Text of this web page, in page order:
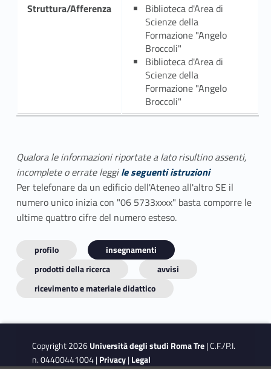
Struttura/Afferenza
Biblioteca d'Area di
Scienze della
Formazione "Angelo
Broccoli"
Biblioteca d'Area di
Scienze della
Formazione "Angelo
Broccoli"
Qualora le informazioni riportate a lato risultino assenti,
incomplete o errate leggile seguenti istruzioni
Per telefonare da un edificio dell'Ateneo all'altro SE il
numero unico inizia con "06 5733xxxx" basta comporre le
ultime quattro cifre del numero esteso.
profilo
insegnamenti
prodotti della ricerca
avvisi
ricevimento e materiale didattico
Copyright 2026Università degli studi Roma Tre| C.F./P.I.
n. 04400441004 |Privacy|Legal